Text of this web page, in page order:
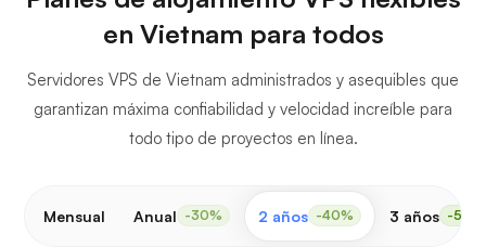
en Vietnam para todos
Servidores VPS de Vietnam administrados y asequibles que
garantizan máxima confiabilidad y velocidad increíble para
todo tipo de proyectos en línea.
Mensual Anual -30% 2 años -40% 3 años -50%